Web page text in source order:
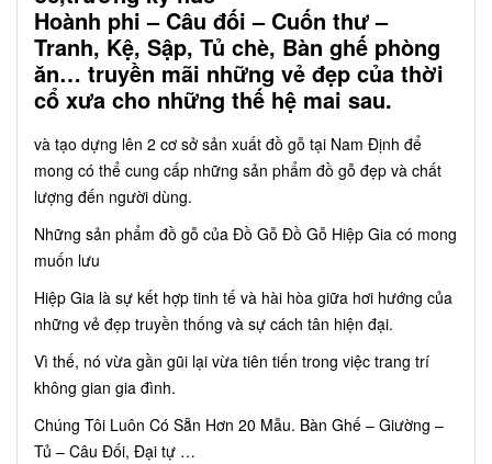
Hoành phi – Câu đối – Cuốn thư –
Tranh, Kệ, Sập, Tủ chè, Bàn ghế phòng
ăn… truyền mãi những vẻ đẹp của thời
cổ xưa cho những thế hệ mai sau.
và tạo dựng lên 2 cơ sở sản xuất đồ gỗ tại Nam Định để
mong có thể cung cấp những sản phẩm đồ gỗ đẹp và chất
lượng đến người dùng.
Những sản phẩm đồ gỗ của Đồ Gỗ Đồ Gỗ Hiệp Gia có mong
muốn lưu
Hiệp Gia là sự kết hợp tinh tế và hài hòa giữa hơi hướng của
những vẻ đẹp truyền thống và sự cách tân hiện đại.
Vì thế, nó vừa gần gũi lại vừa tiên tiến trong việc trang trí
không gian gia đình.
Chúng Tôi Luôn Có Sẵn Hơn 20 Mẫu. Bàn Ghế – Giường –
Tủ – Câu Đối, Đại tự …